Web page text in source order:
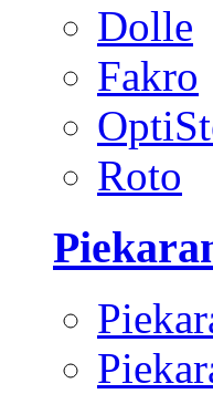
Dolle
Fakro
Roto